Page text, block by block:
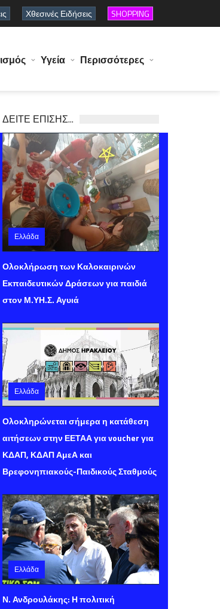
Χθεσινές Ειδήσεις SHOPPING
Υγεία Περισσότερες
ΔΕΙΤΕ ΕΠΙΣΗΣ...
Ελλάδα
Τετάρτη 05 Αυγούστου 2026 14:34
Ολοκλήρωση των Καλοκαιρινών
Εκπαιδευτικών Δράσεων για παιδιά
στον Μ.ΥΗ.Σ. Αγυιά
Ελλάδα
Τετάρτη 05 Αυγούστου 2026 13:22
Ολοκληρώνεται σήμερα η κατάθεση
αιτήσεων στην ΕΕΤΑΑ για voucher για
ΚΔΑΠ, ΚΔΑΠ ΑμεΑ και
Βρεφονηπιακούς-Παιδικούς Σταθμούς
Ελλάδα
Τετάρτη 05 Αυγούστου 2026 13:14
Ν. Ανδρουλάκης: Η πολιτική